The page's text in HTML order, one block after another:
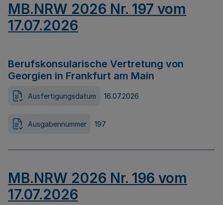
MB.NRW 2026 Nr. 197 vom
17.07.2026
Berufskonsularische Vertretung von
Georgien in Frankfurt am Main
Ausfertigungsdatum 16.07.2026
Ausgabennummer 197
MB.NRW 2026 Nr. 196 vom
17.07.2026